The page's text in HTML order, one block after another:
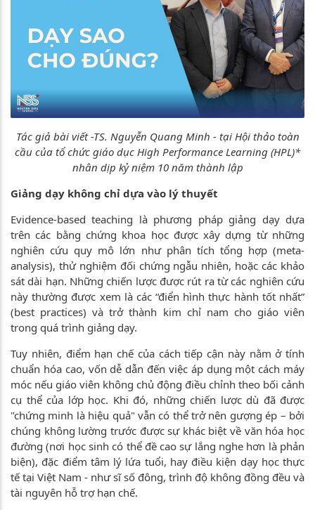
Tác giả bài viết -TS. Nguyễn Quang Minh - tại Hội thảo toàn
cầu của tổ chức giáo dục High Performance Learning (HPL)*
nhân dịp kỷ niệm 10 năm thành lập
Giảng dạy không chỉ dựa vào lý thuyết
Evidence-based teaching là phương pháp giảng dạy dựa
trên các bằng chứng khoa học được xây dựng từ những
nghiên cứu quy mô lớn như phân tích tổng hợp (meta-
analysis), thử nghiệm đối chứng ngẫu nhiên, hoặc các khảo
sát dài hạn. Những chiến lược được rút ra từ các nghiên cứu
này thường được xem là các “điển hình thực hành tốt nhất”
(best practices) và trở thành kim chỉ nam cho giáo viên
trong quá trình giảng dạy.
Tuy nhiên, điểm hạn chế của cách tiếp cận này nằm ở tính
chuẩn hóa cao, vốn dễ dẫn đến việc áp dụng một cách máy
móc nếu giáo viên không chủ động điều chỉnh theo bối cảnh
cụ thể của lớp học. Khi đó, những chiến lược dù đã được
"chứng minh là hiệu quả" vẫn có thể trở nên gượng ép – bởi
chúng không lường trước được sự khác biệt về văn hóa học
đường (nơi học sinh có thể đề cao sự lắng nghe hơn là phản
biện), đặc điểm tâm lý lứa tuổi, hay điều kiện dạy học thực
tế tại Việt Nam - như sĩ số đông, trình độ không đồng đều và
tài nguyên hỗ trợ hạn chế.